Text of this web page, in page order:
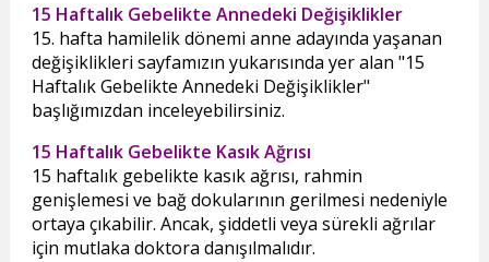
15 Haftalık Gebelikte Annedeki Değişiklikler
15. hafta hamilelik dönemi anne adayında yaşanan
değişiklikleri sayfamızın yukarısında yer alan "15
Haftalık Gebelikte Annedeki Değişiklikler"
başlığımızdan inceleyebilirsiniz.
15 Haftalık Gebelikte Kasık Ağrısı
15 haftalık gebelikte kasık ağrısı, rahmin
genişlemesi ve bağ dokularının gerilmesi nedeniyle
ortaya çıkabilir. Ancak, şiddetli veya sürekli ağrılar
için mutlaka doktora danışılmalıdır.